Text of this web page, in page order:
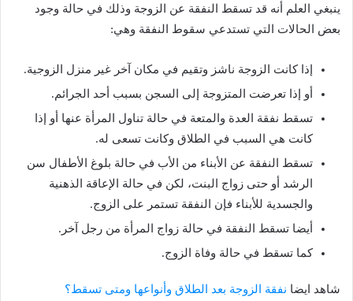
ينبغي العلم أنه قد تسقط النفقة عن الزوجة وذلك في حالة وجود
بعض الحالات التي تستدعي سقوط النفقة وهي:
إذا كانت الزوجة ناشز وتقيم في مكان آخر غير منزل الزوجية.
أو إذا تعرضت المتزوجة إلى السجن بسبب أحد الجرائم.
تسقط نفقة العدة والمتعة في حالة تناول المرأة عنها أو إذا
كانت هي السبب في الطلاق وكانت تسعى له.
تسقط النفقة عن الأبناء من الأب في حالة بلوغ الأطفال سن
الرشد أو حتى زواج البنت، لكن في حالة الإعاقة الذهنية
والجسدية للأبناء فإن النفقة تستمر على الزوج.
أيضا تسقط النفقة في حالة زواج المرأة من رجل آخر.
كما تسقط في حالة وفاة الزوج.
شاهد ايضا نفقة الزوجة بعد الطلاق وأنواعها ومتى تسقط؟